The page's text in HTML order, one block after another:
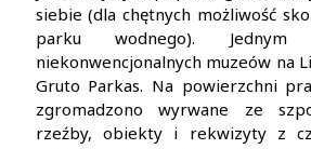
siebie (dla chętnych możliwość
parku wodnego).
niekonwencjonalnych muzeów na
Gruto Parkas. Na powierzchni
zgromadzono wyrwane ze
rzeźby, obiekty i rekwizyty z